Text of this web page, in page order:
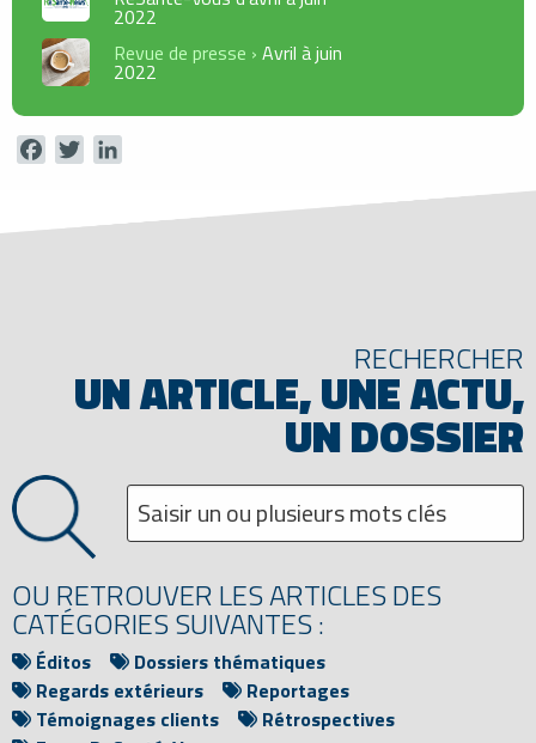
2022
Revue de presse › Avril à juin
2022
FacebookTwitter
RECHERCHER
UN ARTICLE, UNE ACTU,
UN DOSSIER
OU RETROUVER LES ARTICLES DES
CATÉGORIES SUIVANTES :
Éditos
Dossiers thématiques
Regards extérieurs
Reportages
Témoignages clients
Rétrospectives